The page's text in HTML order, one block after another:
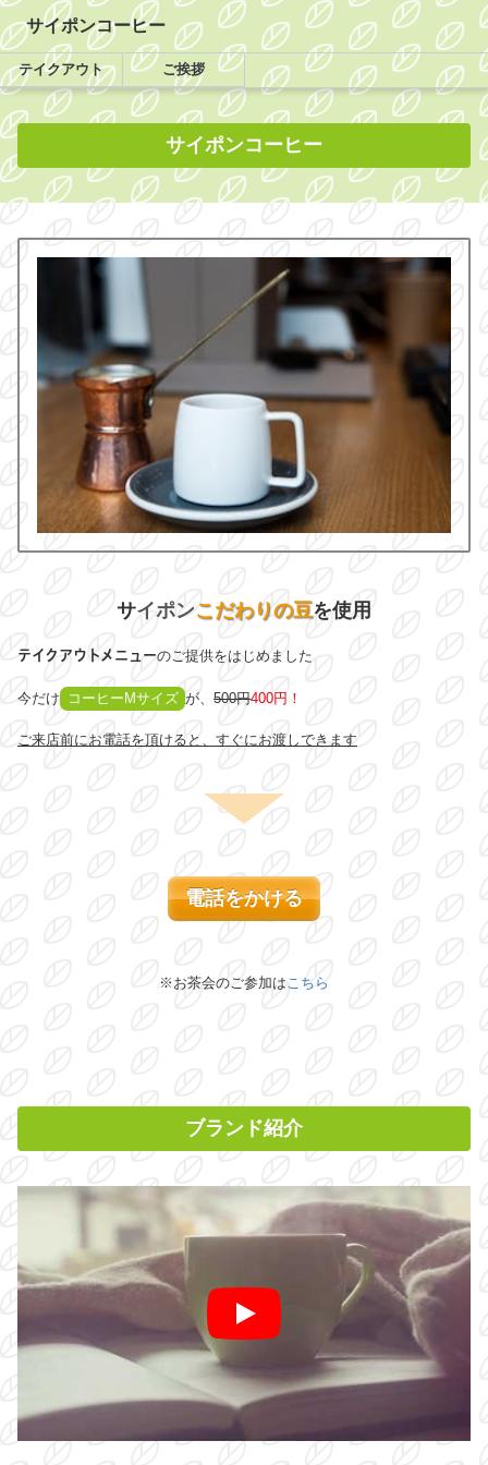
サイポンコーヒー
テイクアウト ご挨拶
サイポンコーヒー
サイポンこだわりの豆を使用
テイクアウトメニューのご提供をはじめました
今だけ コーヒーMサイズ が、500円400円！
ご来店前にお電話を頂けると、すぐにお渡しできます
電話をかける
※お茶会のご参加はこちら
ブランド紹介